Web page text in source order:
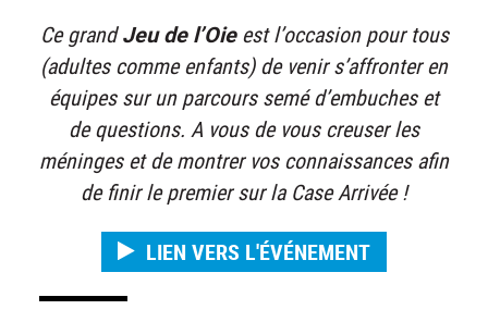
Ce grandJeu de l’Oieest l’occasion pour tous
(adultes comme enfants) de venir s’affronter en
équipes sur un parcours semé d’embuches et
de questions. A vous de vous creuser les
méninges et de montrer vos connaissances afin
de finir le premier sur la Case Arrivée !
LIEN VERS L'ÉVÉNEMENT